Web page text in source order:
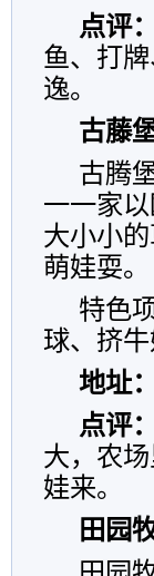
点评：
鱼、打
逸。
古藤
古腾
一一家
大小小
萌娃耍。
特色
球、挤
地址：
点评：
大，农
娃来。
田园